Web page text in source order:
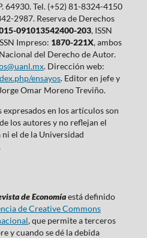
64930. Tel. (+52) 81-8324-4150
2987. Reserva de Derechos
091013542400-203, ISSN
Impreso: 1870-221X, ambos
del Derecho de Autor.
. Dirección web:
ensayos. Editor en jefe y
Omar Moreno Treviño.
en los artículos son
los autores y no reflejan el
el de la Universidad
de Economíaestá definido
de Creative Commons
, que permite a terceros
y cuando se dé la debida